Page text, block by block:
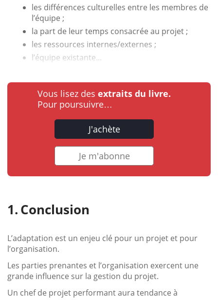
les différences culturelles entre les membres de
l’équipe ;
la part de leur temps consacrée au projet ;
les ressources internes/externes ;
l’équipe existante...
Vous lisez des extraits du livre.
Pour poursuivre…
J'achète
Je m'abonne
Conclusion
L’adaptation est un enjeu clé pour un projet et pour
l’organisation.
Les parties prenantes et l’organisation exercent une
grande influence sur la gestion du projet.
Un chef de projet performant aura tendance à